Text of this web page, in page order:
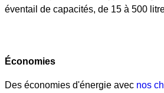
éventail de capacités, de 15 à 500
Économies
Des économies d'énergie avec nos